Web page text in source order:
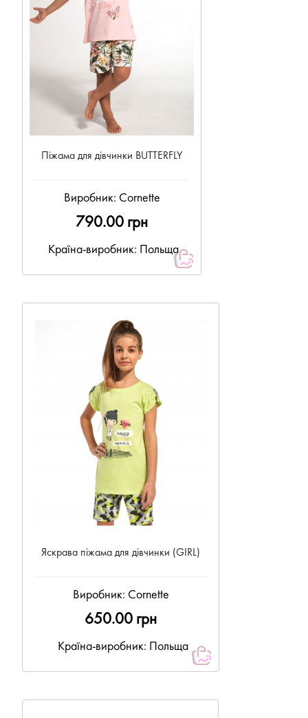
Піжама для дівчинки BUTTERFLY
Виробник: Cornette
790.00 грн
Країна-виробник: Польща
Яскрава піжама для дівчинки (GIRL)
Виробник: Cornette
650.00 грн
Країна-виробник: Польща